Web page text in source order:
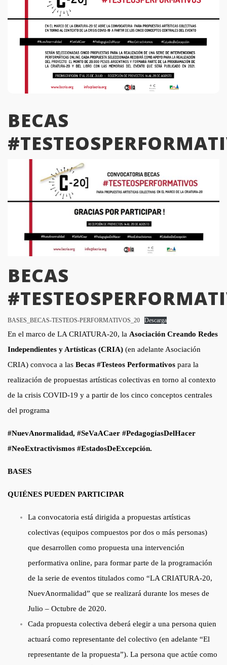
BECAS
BECAS
BASES_BECAS-TESTEOS-PERFORMATIVOS_20 Descarga
En el marco de LA CRIATURA-20, la Asociación Creando Redes
Independientes y Artísticas (CRIA) (en adelante Asociación
CRIA) convoca a las Becas #Testeos Performativos para la
realización de propuestas artísticas colectivas en torno al contexto
de la crisis COVID-19 y a partir de los cinco conceptos centrales
del programa
#NuevAnormalidad, #SeVaACaer #PedagogíasDelHacer
#NeoExtractivismos #EstadosDeExcepción.
BASES
QUIÉNES PUEDEN PARTICIPAR
La convocatoria está dirigida a propuestas artísticas
colectivas (equipos compuestos por dos o más personas)
que desarrollen como propuesta una intervención
performativa online, para formar parte de la programación
de la serie de eventos titulados como “LA CRIATURA-20,
NuevAnormalidad” que se realizará durante los meses de
Julio – Octubre de 2020.
Cada propuesta colectiva deberá elegir a una persona quien
actuará como representante del colectivo (en adelante “El
representante de la propuesta”). La persona que actúe como